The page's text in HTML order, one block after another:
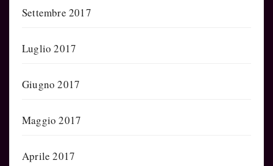
Settembre 2017
Luglio 2017
Giugno 2017
Maggio 2017
Aprile 2017